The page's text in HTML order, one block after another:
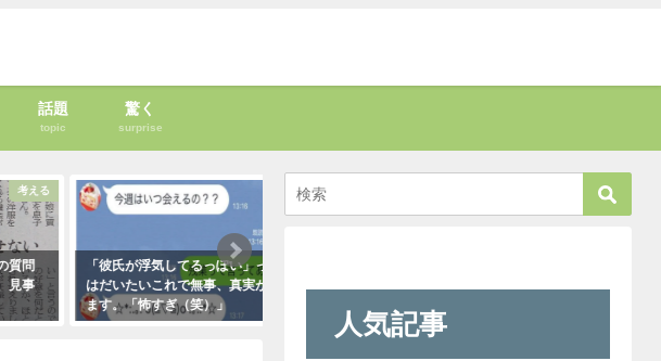
話題
topic
驚く
surprise
話題
「彼氏が浮気してるっぽい」って時
はだいたいこれで無事、真実が掴め
ます。「怖すぎ（笑）」
も大丈夫だよ！」と言ったら・・・
人気記事